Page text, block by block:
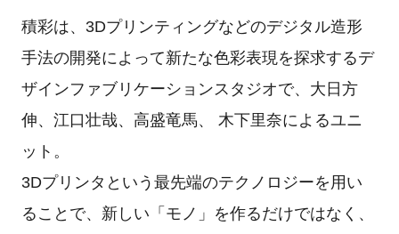
積彩は、3Dプリンティングなどのデジタル造形
手法の開発によって新たな色彩表現を探求するデ
ザインファブリケーションスタジオで、大日方
伸、江口壮哉、高盛竜馬、 木下里奈によるユニ
ット。
3Dプリンタという最先端のテクノロジーを用い
ることで、新しい「モノ」を作るだけではなく、